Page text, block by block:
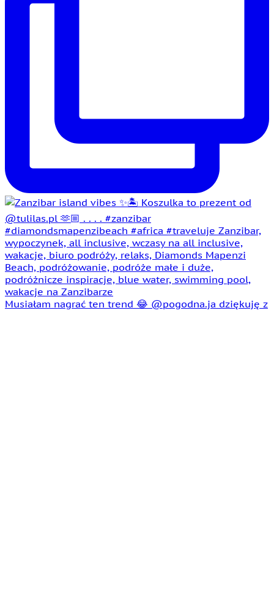
Musiałam nagrać ten trend 😂 @pogodna.ja dziękuję z